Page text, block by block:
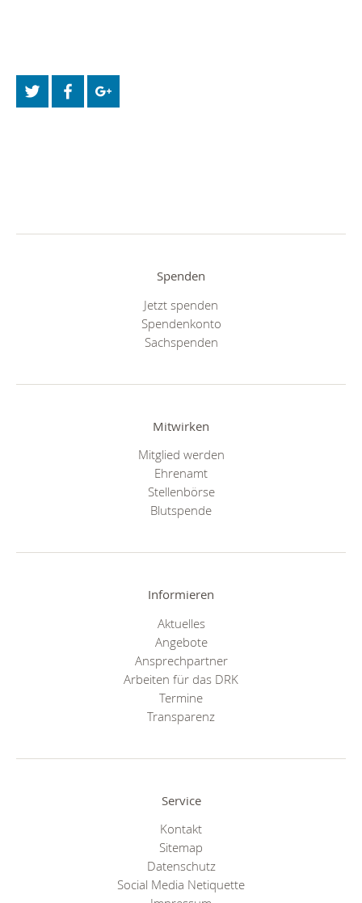
Spenden
Jetzt spenden
Spendenkonto
Sachspenden
Mitwirken
Mitglied werden
Ehrenamt
Stellenbörse
Blutspende
Informieren
Aktuelles
Angebote
Ansprechpartner
Arbeiten für das DRK
Termine
Transparenz
Service
Kontakt
Sitemap
Datenschutz
Social Media Netiquette